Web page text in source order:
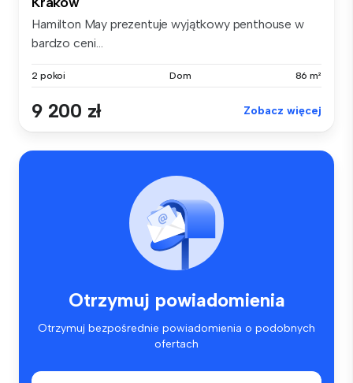
Hamilton May prezentuje wyjątkowy penthouse w
bardzo ceni...
2 pokoi Dom 86 m²
9 200 zł Zobacz więcej
Otrzymuj powiadomienia
Otrzymuj bezpośrednie powiadomienia o podobnych
ofertach